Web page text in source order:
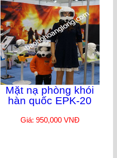
Mặt nạ phòng khói
hàn quốc EPK-20
Giá: 950,000 VNĐ